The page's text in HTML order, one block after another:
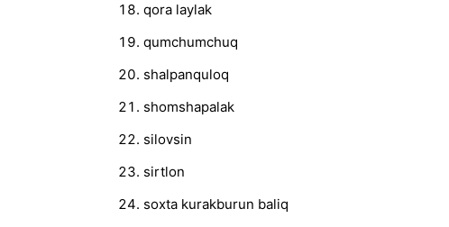
qora laylak
qumchumchuq
shalpanquloq
shomshapalak
silovsin
sirtlon
soxta kurakburun baliq